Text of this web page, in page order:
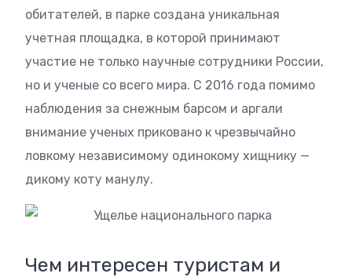
обитателей, в парке создана уникальная
учетная площадка, в которой принимают
участие не только научные сотрудники России,
но и ученые со всего мира. С 2016 года помимо
наблюдения за снежным барсом и аргали
внимание ученых приковано к чрезвычайно
ловкому независимому одинокому хищнику —
дикому коту манулу.
Чем интересен туристам и